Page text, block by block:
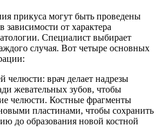
прикуса могут быть проведены
от характера
Специалист выбирает
случая. Вот четыре основных
челюсти: врач делает надрезы
жевательных зубов, чтобы
челюсти. Костные фрагменты
пластинами, чтобы сохранить
до образования новой костной